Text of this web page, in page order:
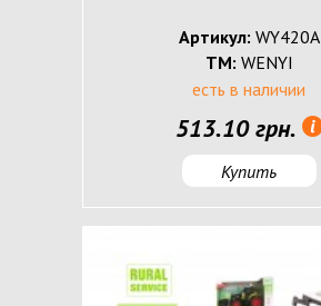
Артикул: WY420A
ТМ: WENYI
есть в наличии
513.10 грн.
Купить